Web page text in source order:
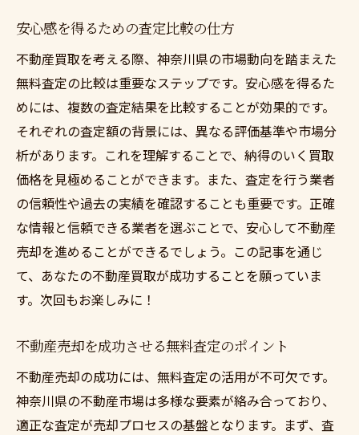
安心感を得るための査定比較の仕方
不動産買取を考える際、神奈川県の市場動向を踏まえた
無料査定の比較は重要なステップです。安心感を得るた
めには、複数の査定結果を比較することが効果的です。
それぞれの査定額の背景には、異なる評価基準や市場分
析があります。これを理解することで、納得のいく買取
価格を見極めることができます。また、査定を行う業者
の信頼性や過去の実績を確認することも重要です。正確
な情報と信頼できる業者を選ぶことで、安心して不動産
売却を進めることができるでしょう。この記事を通じ
て、あなたの不動産買取が成功することを願っていま
す。次回もお楽しみに！
不動産売却を成功させる無料査定のポイント
不動産売却の成功には、無料査定の活用が不可欠です。
神奈川県の不動産市場は多様な要素が絡み合っており、
適正な査定が売却プロセスの基盤となります。まず、査